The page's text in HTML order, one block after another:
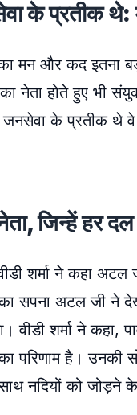
के प्रतीक थे:
और कद इतना
नेता होते हुए भी
जनसेवा के प्रतीक
हर दल में
शर्मा ने कहा
सपना अटल जी ने
वीडी शर्मा ने
का परिणाम है।
नदियों को